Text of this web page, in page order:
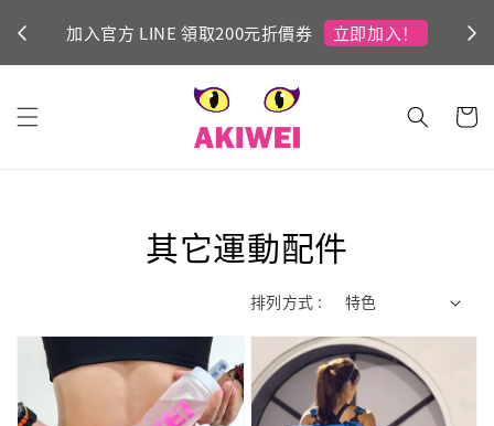
加入官方 LINE 領取200元折價券 立即加入！
其它運動配件
排列方式 :